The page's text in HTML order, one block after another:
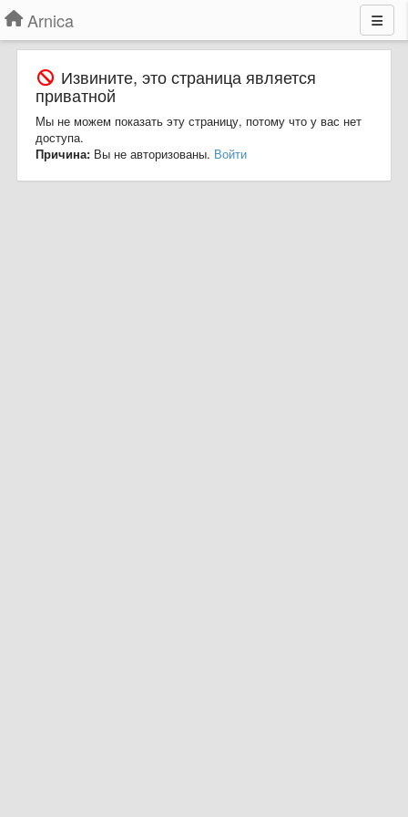
Arnica
Извините, это страница является
приватной
Мы не можем показать эту страницу, потому что у вас нет
доступа.
Причина: Вы не авторизованы. Войти